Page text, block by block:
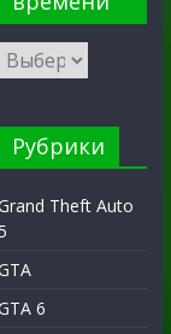
Рубрики
Theft Auto
6